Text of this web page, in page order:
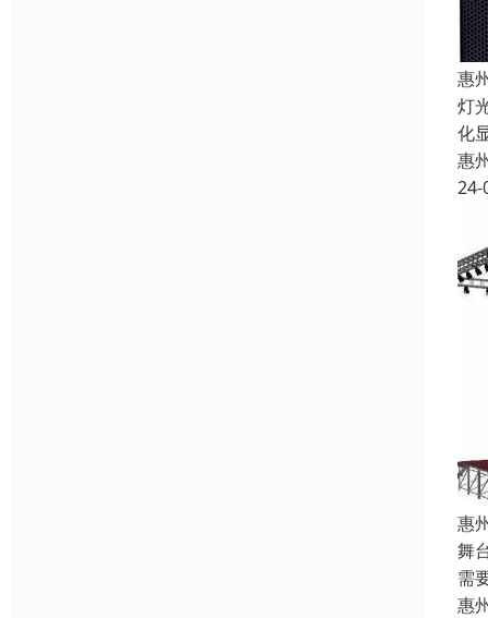
惠
灯
化
惠
24-
惠
舞
需
惠